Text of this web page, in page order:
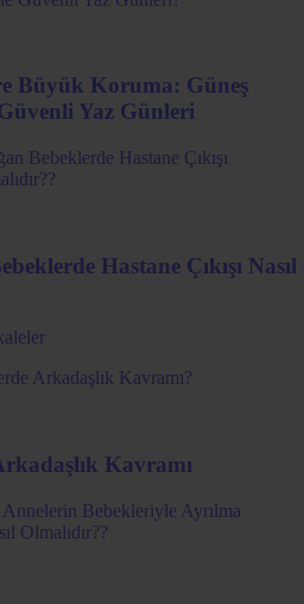
Büyük Koruma: Güneş
Yaz Günleri
Hastane Çıkışı Nasıl
Kavramı